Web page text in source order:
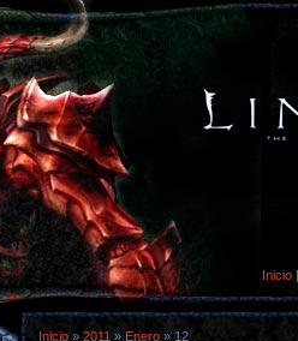
Inicio
Inicio » 2011 » Enero » 12